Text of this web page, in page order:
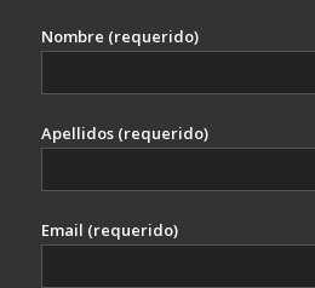
Nombre (requerido)
Apellidos (requerido)
Email (requerido)